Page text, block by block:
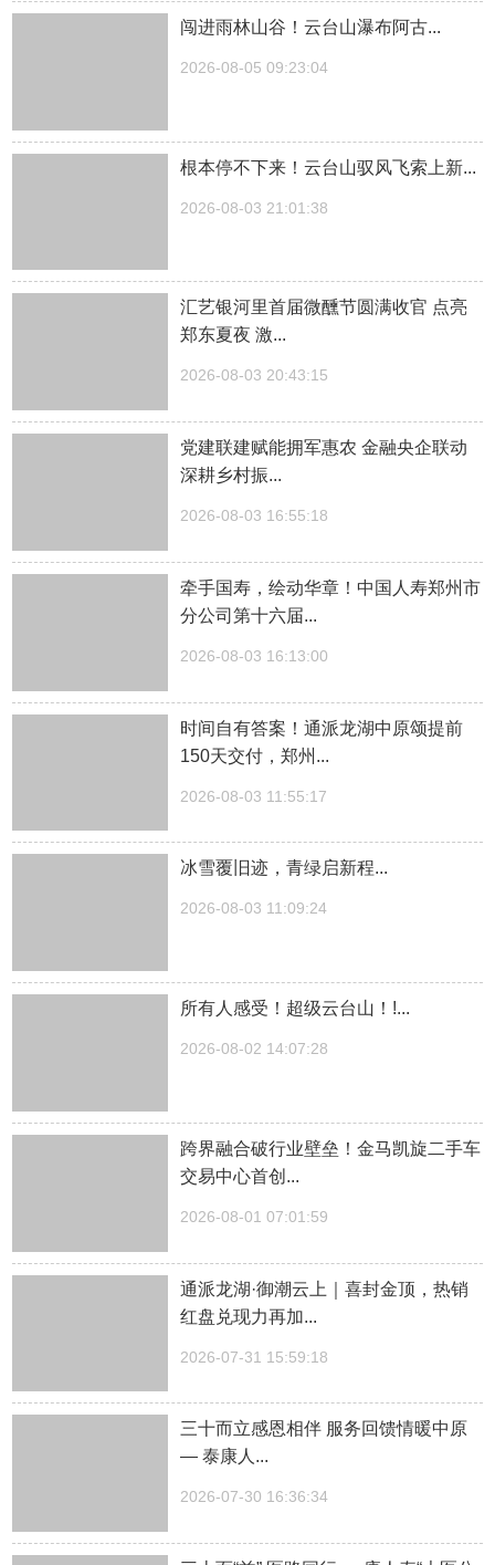
闯进雨林山谷！云台山瀑布阿古...
2026-08-05 09:23:04
根本停不下来！云台山驭风飞索上新...
2026-08-03 21:01:38
汇艺银河里首届微醺节圆满收官 点亮
郑东夏夜 激...
2026-08-03 20:43:15
党建联建赋能拥军惠农 金融央企联动
深耕乡村振...
2026-08-03 16:55:18
牵手国寿，绘动华章！中国人寿郑州市
分公司第十六届...
2026-08-03 16:13:00
时间自有答案！通派龙湖中原颂提前
150天交付，郑州...
2026-08-03 11:55:17
冰雪覆旧迹，青绿启新程...
2026-08-03 11:09:24
所有人感受！超级云台山！!...
2026-08-02 14:07:28
跨界融合破行业壁垒！金马凯旋二手车
交易中心首创...
2026-08-01 07:01:59
通派龙湖·御潮云上｜喜封金顶，热销
红盘兑现力再加...
2026-07-31 15:59:18
三十而立感恩相伴 服务回馈情暖中原
— 泰康人...
2026-07-30 16:36:34